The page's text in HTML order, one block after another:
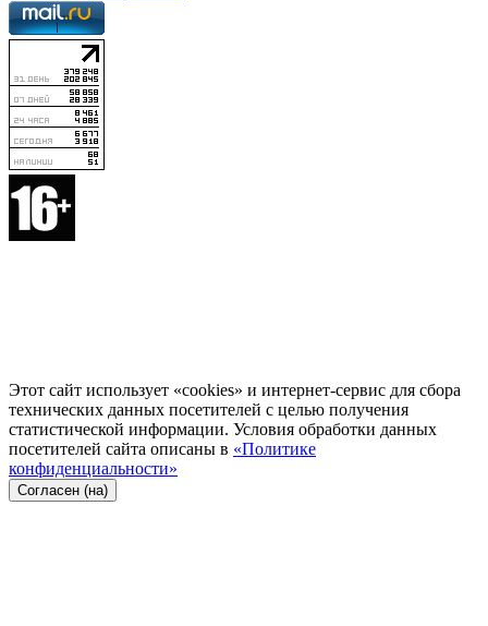
Этот сайт использует «cookies» и интернет-сервис для сбора
технических данных посетителей с целью получения
статистической информации. Условия обработки данных
посетителей сайта описаны в «Политике
конфиденциальности»
Согласен (на)